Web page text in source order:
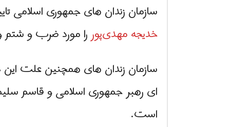
سازمان زندان های جمهوری اسلامی تایید
خدیجه مهدی‌پوررا مورد ضرب و شتم
سازمان زندان های همچنین علت این
ای رهبر جمهوری اسلامی و قاسم
است.